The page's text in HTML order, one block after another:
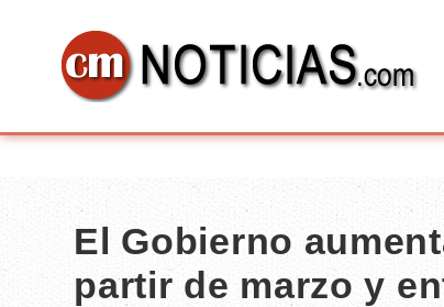
El Gobierno
partir de marzo y